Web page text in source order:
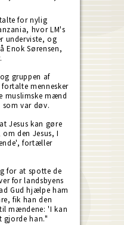
for nylig
hvor LM's
underviste, og
Enok Sørensen,
gruppen af
mennesker
muslimske mænd
som var døv.
Jesus kan gøre
den Jesus, I
fortæller
for at spotte de
for landsbyens
Gud hjælpe ham
fik han den
mændene: 'I kan
gjorde han."